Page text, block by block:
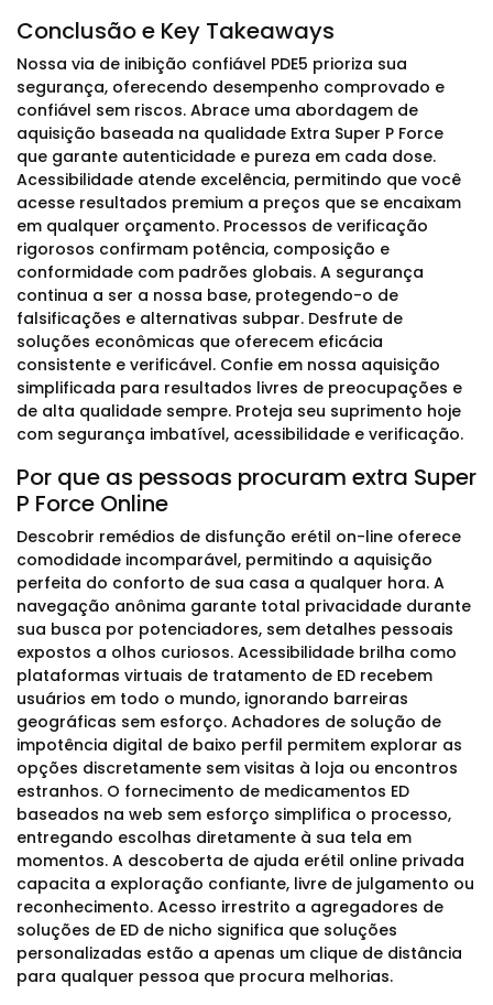
Conclusão e Key Takeaways
Nossa via de inibição confiável PDE5 prioriza sua
segurança, oferecendo desempenho comprovado e
confiável sem riscos. Abrace uma abordagem de
aquisição baseada na qualidade Extra Super P Force
que garante autenticidade e pureza em cada dose.
Acessibilidade atende excelência, permitindo que você
acesse resultados premium a preços que se encaixam
em qualquer orçamento. Processos de verificação
rigorosos confirmam potência, composição e
conformidade com padrões globais. A segurança
continua a ser a nossa base, protegendo-o de
falsificações e alternativas subpar. Desfrute de
soluções econômicas que oferecem eficácia
consistente e verificável. Confie em nossa aquisição
simplificada para resultados livres de preocupações e
de alta qualidade sempre. Proteja seu suprimento hoje
com segurança imbatível, acessibilidade e verificação.
Por que as pessoas procuram extra Super
P Force Online
Descobrir remédios de disfunção erétil on-line oferece
comodidade incomparável, permitindo a aquisição
perfeita do conforto de sua casa a qualquer hora. A
navegação anônima garante total privacidade durante
sua busca por potenciadores, sem detalhes pessoais
expostos a olhos curiosos. Acessibilidade brilha como
plataformas virtuais de tratamento de ED recebem
usuários em todo o mundo, ignorando barreiras
geográficas sem esforço. Achadores de solução de
impotência digital de baixo perfil permitem explorar as
opções discretamente sem visitas à loja ou encontros
estranhos. O fornecimento de medicamentos ED
baseados na web sem esforço simplifica o processo,
entregando escolhas diretamente à sua tela em
momentos. A descoberta de ajuda erétil online privada
capacita a exploração confiante, livre de julgamento ou
reconhecimento. Acesso irrestrito a agregadores de
soluções de ED de nicho significa que soluções
personalizadas estão a apenas um clique de distância
para qualquer pessoa que procura melhorias.